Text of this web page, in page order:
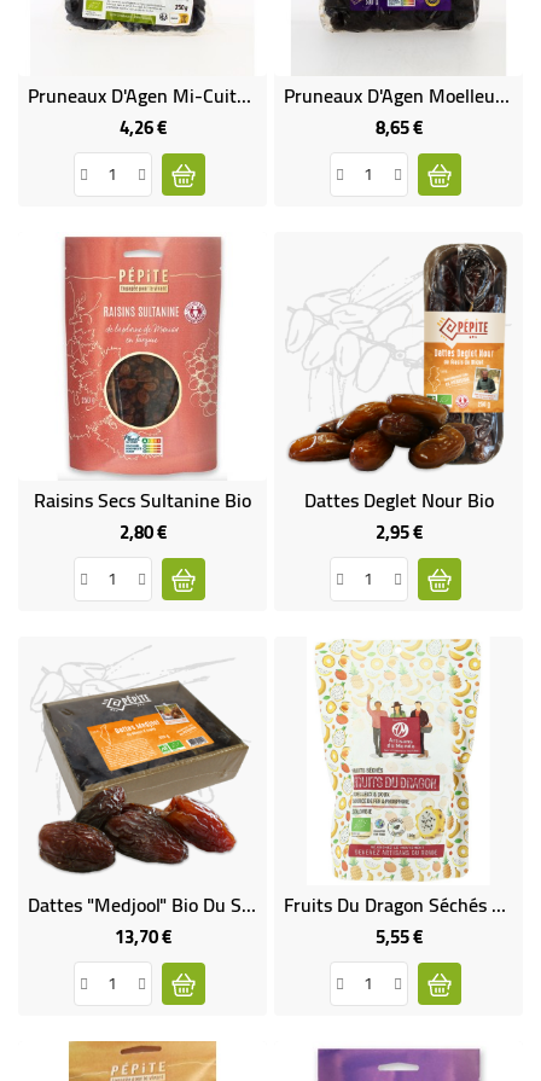
Pruneaux D'Agen Mi-Cuits Bio & Équitable
4,26 €Prix
Pruneaux D'Agen Moelleux Et Très Gros -entiers Bio
8,65 €Prix
Raisins Secs Sultanine Bio
2,80 €Prix
Dattes Deglet Nour Bio
2,95 €Prix
Dattes "Medjool" Bio Du Sud Israëlien
13,70 €Prix
Fruits Du Dragon Séchés Bio Et Equitable
5,55 €Prix